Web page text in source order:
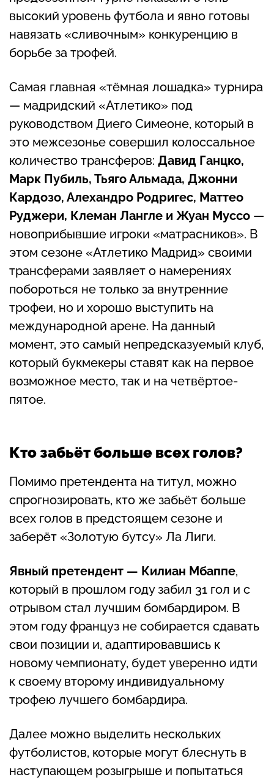
высокий уровень футбола и явно готовы
навязать «сливочным» конкуренцию в
борьбе за трофей.
Самая главная «тёмная лошадка» турнира
— мадридский «Атлетико» под
руководством Диего Симеоне, который в
это межсезонье совершил колоссальное
количество трансферов: Давид Ганцко,
Марк Пубиль, Тьяго Альмада, Джонни
Кардозо, Алехандро Родригес, Маттео
Руджери, Клеман Лангле и Жуан Муссо —
новоприбывшие игроки «матрасников». В
этом сезоне «Атлетико Мадрид» своими
трансферами заявляет о намерениях
побороться не только за внутренние
трофеи, но и хорошо выступить на
международной арене. На данный
момент, это самый непредсказуемый клуб,
который букмекеры ставят как на первое
возможное место, так и на четвёртое-
пятое.
Кто забьёт больше всех голов?
Помимо претендента на титул, можно
спрогнозировать, кто же забьёт больше
всех голов в предстоящем сезоне и
заберёт «Золотую бутсу» Ла Лиги.
Явный претендент — Килиан Мбаппе,
который в прошлом году забил 31 гол и с
отрывом стал лучшим бомбардиром. В
этом году француз не собирается сдавать
свои позиции и, адаптировавшись к
новому чемпионату, будет уверенно идти
к своему второму индивидуальному
трофею лучшего бомбардира.
Далее можно выделить нескольких
футболистов, которые могут блеснуть в
наступающем розыгрыше и попытаться